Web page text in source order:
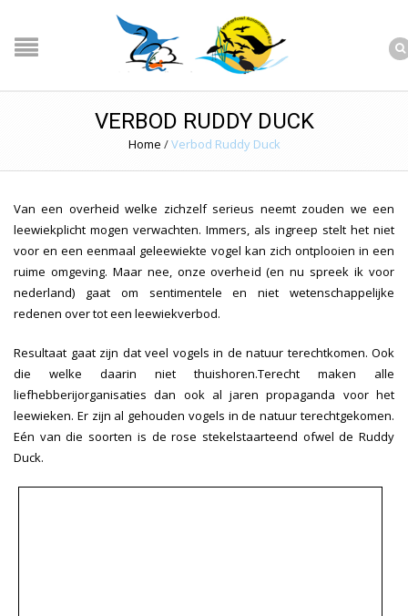
VERBOD RUDDY DUCK
Home /Verbod Ruddy Duck
Van een overheid welke zichzelf serieus neemt zouden we een
leewiekplicht mogen verwachten. Immers, als ingreep stelt het niet
voor en een eenmaal geleewiekte vogel kan zich ontplooien in een
ruime omgeving. Maar nee, onze overheid (en nu spreek ik voor
nederland) gaat om sentimentele en niet wetenschappelijke
redenen over tot een leewiekverbod.
Resultaat gaat zijn dat veel vogels in de natuur terechtkomen. Ook
die welke daarin niet thuishoren.Terecht maken alle
liefhebberijorganisaties dan ook al jaren propaganda voor het
leewieken. Er zijn al gehouden vogels in de natuur terechtgekomen.
Eén van die soorten is de rose stekelstaarteend ofwel de Ruddy
Duck.